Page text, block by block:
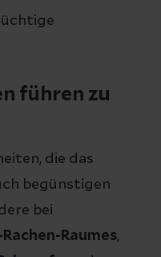
führen zu
die das
begünstigen
bei
Raumes,